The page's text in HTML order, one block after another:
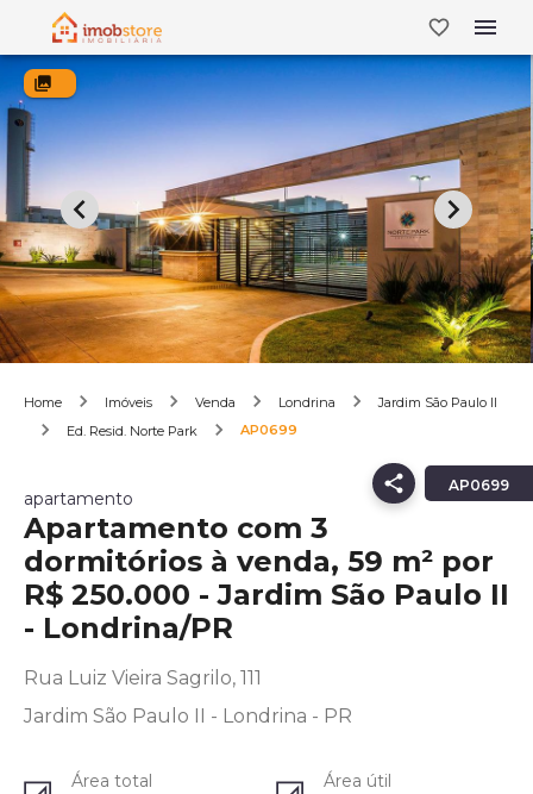
Home Imóveis Venda Londrina
Jardim São Paulo II
Ed. Resid. Norte Park
AP0699
AP0699
apartamento
Apartamento com 3
dormitórios à venda, 59 m² por
R$ 250.000 - Jardim São Paulo II
- Londrina/PR
Rua Luiz Vieira Sagrilo, 111
Jardim São Paulo II - Londrina - PR
Área total Área útil